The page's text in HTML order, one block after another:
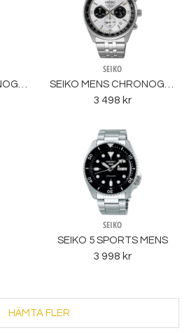
SEIKO MENS CHRONOGRAPH
SEIKO
SEIKO MENS CHRONOGRAPH
3 498 kr
SEIKO
SEIKO 5 SPORTS MENS
3 998 kr
HÄMTA FLER